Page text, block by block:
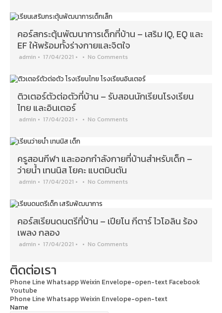
คอร์สกระตุ้นพัฒนาการเด็กที่บ้าน – เสริม IQ, EQ และ
EF ให้พร้อมทั้งร่างกายและจิตใจ
admin • 17/04/2021 • • No Comments
ติวเตอร์ตัวต่อตัวที่บ้าน – รับสอนนักเรียนโรงเรียน
ไทย และอินเตอร์
admin • 17/04/2021 • • No Comments
ครูสอนกีฬา และออกกำลังกายที่บ้านสำหรับเด็ก –
ว่ายน้ำ เทนนิส โยคะ แบตมินตัน
admin • 17/04/2021 • • No Comments
คอร์สเรียนดนตรีที่บ้าน – เปียโน กีตาร์ ไวโอลิน ร้อง
เพลง กลอง
admin • 17/04/2021 • • No Comments
ติดต่อเรา
Phone Line WhatsappWeixin Envelope-open-text Facebook
Youtube
Phone Line WhatsappWeixin Envelope-open-text
Name